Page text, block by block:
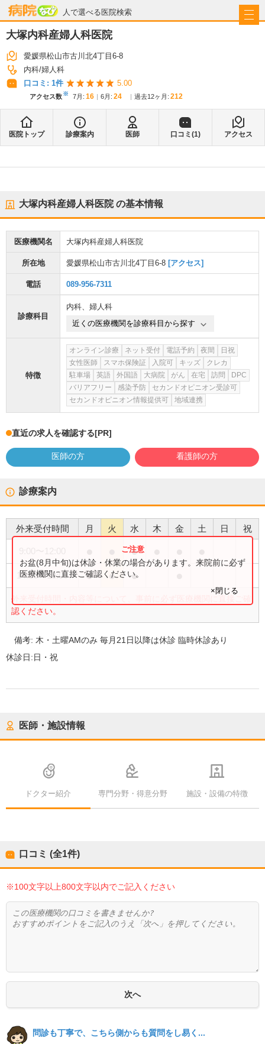
人で選べる医院検索
病院なび
大塚内科産婦人科医院
愛媛県松山市古川北4丁目6-8
内科 婦人科
口コミ: 1件 5.00
アクセス数※ 7月 : 16 6月 : 24 過去12ヶ月: 212
医院トップ 診療案内 医師 口コミ(1) アクセス
大塚内科産婦人科医院の基本情報
医療機関名 大塚内科産婦人科医院
所在地 愛媛県松山市古川北4丁目6-8 [アクセス]
電話 089-956-7311
診療科目
内科、 婦人科
近くの医療機関を診療科目から探す
特徴
オンライン診療 ネット受付 電話予約 夜間
日祝
女性医師
スマホ保険証 入院可 キッズ
クレカ
駐車場
英語 外国語 大病院 がん 在宅 訪問
DPC
バリアフリー
感染予防
セカンドオピニオン受診可
セカンドオピニオン情報提供可
地域連携
直近の求人を確認する[PR]
医師の方 看護師の方
診療案内
外来受付時間 月 火 水 木 金 土 日 祝
●
14:00〜18:00 ● ● ●
外来受付時間・内容等について、事前に必ず医療機関に直接ご確
認ください。
お盆(8月中旬)は休診・休業の場合があります。来院前に必ず
医療機関に直接ご確認ください。
×閉じる
備考: 木・土曜AMのみ 毎月21日以降は休診 臨時休診あり
休診日:日・祝
医師・施設情報
ドクター紹介 専門分野・得意分野 施設・設備の特徴
口コミ (全1件)
※100文字以上800文字以内でご記入ください
問診も丁寧で、こちら側からも質問をし易く...